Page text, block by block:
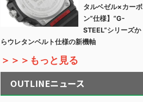
タルベゼル×カーボ
ン”仕様】“G-
STEEL”シリーズか
らウレタンベルト仕様の新機軸
＞＞＞もっと見る
OUTLINEニュース